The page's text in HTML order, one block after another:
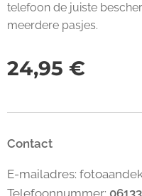
telefoon de juiste
meerdere pasjes.
24,95 €
Contact
E-mailadres: